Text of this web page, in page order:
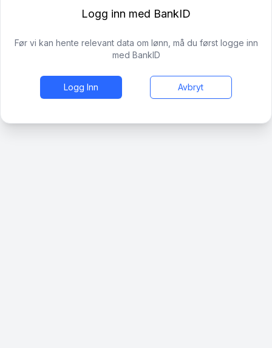
Logg inn med BankID
Før vi kan hente relevant data om lønn, må du først logge inn
med BankID
Logg Inn Avbryt